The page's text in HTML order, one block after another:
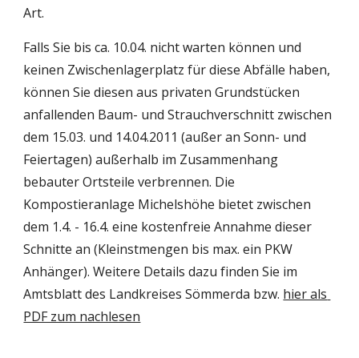
Art.
Falls Sie bis ca. 10.04. nicht warten können und
keinen Zwischenlagerplatz für diese Abfälle haben,
können Sie diesen aus privaten Grundstücken
anfallenden Baum- und Strauchverschnitt zwischen
dem 15.03. und 14.04.2011 (außer an Sonn- und
Feiertagen) außerhalb im Zusammenhang
bebauter Ortsteile verbrennen. Die
Kompostieranlage Michelshöhe bietet zwischen
dem 1.4. - 16.4. eine kostenfreie Annahme dieser
Schnitte an (Kleinstmengen bis max. ein PKW
Anhänger). Weitere Details dazu finden Sie im
Amtsblatt des Landkreises Sömmerda bzw. hier als
PDF zum nachlesen